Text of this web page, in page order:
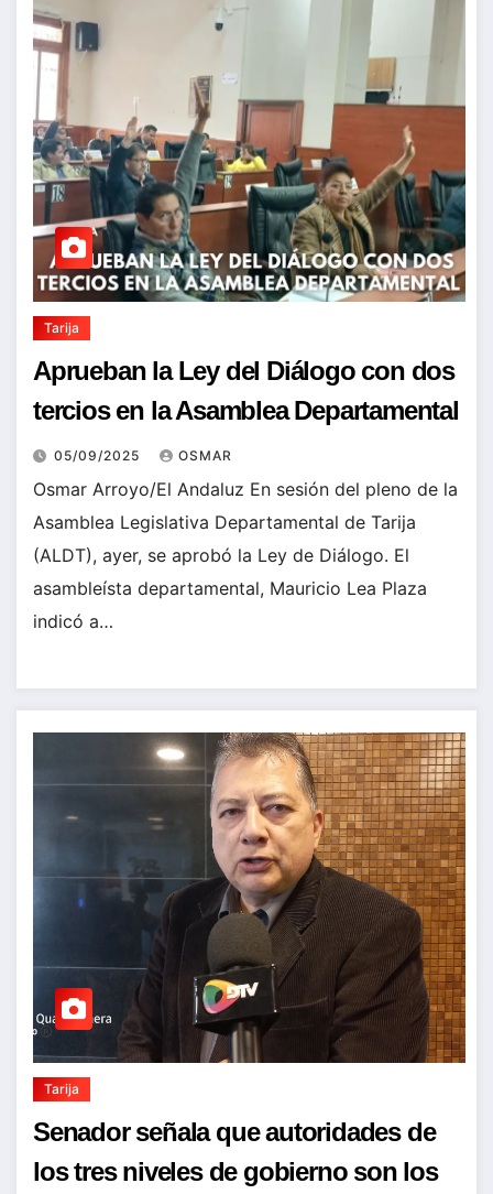
Tarija
Aprueban la Ley del Diálogo con dos
tercios en la Asamblea Departamental
05/09/2025 OSMAR
Osmar Arroyo/El Andaluz En sesión del pleno de la
Asamblea Legislativa Departamental de Tarija
(ALDT), ayer, se aprobó la Ley de Diálogo. El
asambleísta departamental, Mauricio Lea Plaza
indicó a…
Tarija
Senador señala que autoridades de
los tres niveles de gobierno son los